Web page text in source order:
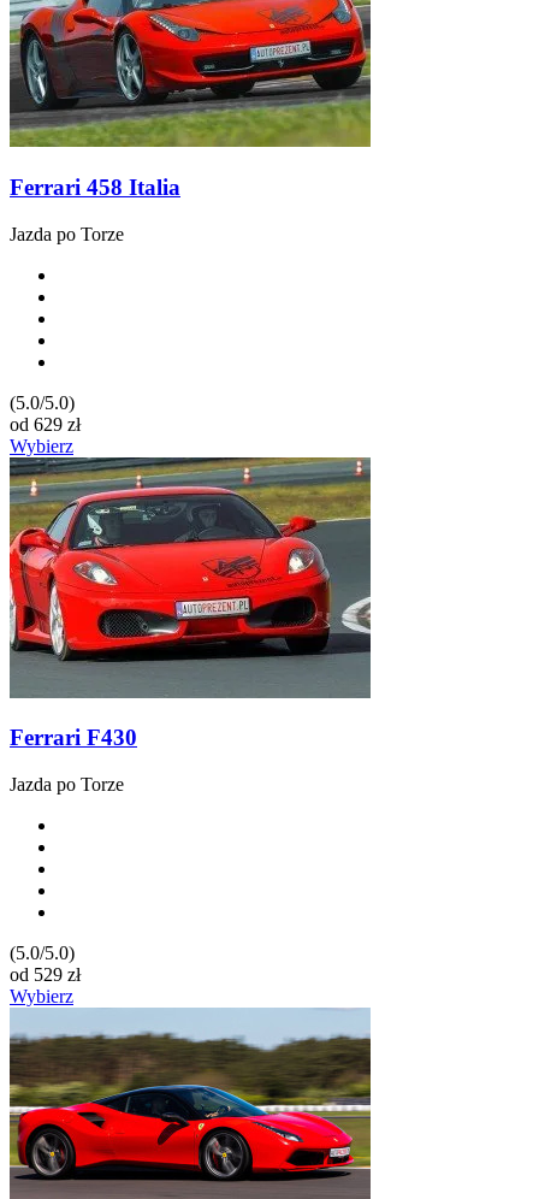
Ferrari 458 Italia
Jazda po Torze
(5.0/5.0)
od 629 zł
Wybierz
Ferrari F430
Jazda po Torze
(5.0/5.0)
od 529 zł
Wybierz